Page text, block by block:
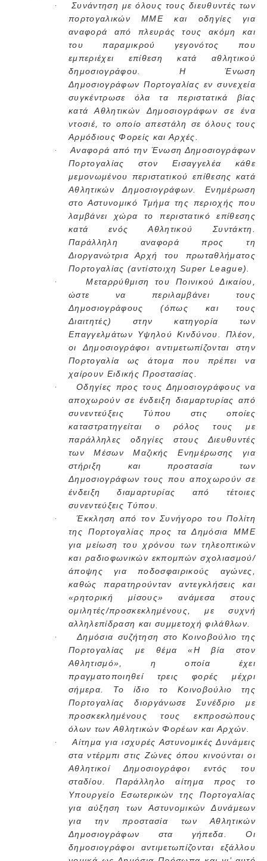
·
Συνάντηση με όλους τους διευθυντές των
πορτογαλικών ΜΜΕ και οδηγίες για
αναφορά από πλευράς τους ακόμη και
του παραμικρού γεγονότος που
εμπεριέχει επίθεση κατά αθλητικού
δημοσιογράφου. Η Ένωση
Δημοσιογράφων Πορτογαλίας εν συνεχεία
συγκέντρωσε όλα τα περιστατικά βίας
κατά Αθλητικών Δημοσιογράφων σε ένα
ντοσιέ, το οποίο απεστάλη σε όλους τους
Αρμόδιους Φορείς και Αρχές.
·
Αναφορά από την Ένωση Δημοσιογράφων
Πορτογαλίας στον Εισαγγελέα κάθε
μεμονωμένου περιστατικού επίθεσης κατά
Αθλητικών Δημοσιογράφων. Ενημέρωση
στο Αστυνομικό Τμήμα της περιοχής που
λαμβάνει χώρα το περιστατικό επίθεσης
κατά ενός Αθλητικού Συντάκτη.
Παράλληλη αναφορά προς τη
Διοργανώτρια Αρχή του πρωταθλήματος
Πορτογαλίας (αντίστοιχη Super League).
·
Μεταρρύθμιση του Ποινικού Δικαίου,
ώστε να περιλαμβάνει τους
Δημοσιογράφους (όπως και τους
Διαιτητές) στην κατηγορία των
Επαγγελμάτων Υψηλού Κινδύνου. Πλέον,
οι Δημοσιογράφοι αντιμετωπίζονται στην
Πορτογαλία ως άτομα που πρέπει να
χαίρουν Ειδικής Προστασίας.
·
Οδηγίες προς τους Δημοσιογράφους να
αποχωρούν σε ένδειξη διαμαρτυρίας από
συνεντεύξεις Τύπου στις οποίες
καταστρατηγείται ο ρόλος τους με
παράλληλες οδηγίες στους Διευθυντές
των Μέσων Μαζικής Ενημέρωσης για
στήριξη και προστασία των
Δημοσιογράφων τους που αποχωρούν σε
ένδειξη διαμαρτυρίας από τέτοιες
συνεντεύξεις Τύπου.
·
Έκκληση από τον Συνήγορο του Πολίτη
της Πορτογαλίας προς τα Δημόσια ΜΜΕ
για μείωση του χρόνου των τηλεοπτικών
και ραδιοφωνικών εκπομπών σχολιασμού/
άποψης για ποδοσφαιρικούς αγώνες,
καθώς παρατηρούνταν αντεγκλήσεις και
«ρητορική μίσους» ανάμεσα στους
ομιλητές/προσκεκλημένους, με συχνή
αλληλεπίδραση και συμμετοχή φιλάθλων.
·
Δημόσια συζήτηση στο Κοινοβούλιο της
Πορτογαλίας με θέμα «Η βία στον
Αθλητισμό», η οποία έχει
πραγματοποιηθεί τρεις φορές μέχρι
σήμερα. Το ίδιο το Κοινοβούλιο της
Πορτογαλίας διοργάνωσε Συνέδριο με
προσκεκλημένους τους εκπροσώπους
όλων των Αθλητικών Φορέων και Αρχών.
·
Αίτημα για ισχυρές Αστυνομικές Δυνάμεις
στα ντέρμπι στις Ζώνες όπου κινούνται οι
Αθλητικοί Δημοσιογράφοι εντός του
σταδίου. Παράλληλο αίτημα προς το
Υπουργείο Εσωτερικών της Πορτογαλίας
για αύξηση των Αστυνομικών Δυνάμεων
για την προστασία των Αθλητικών
Δημοσιογράφων στα γήπεδα. Οι
δημοσιογράφοι αντιμετωπίζονται εξάλλου